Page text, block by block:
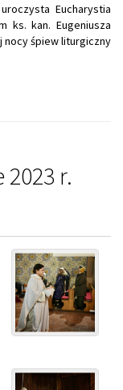
Eucharystia
ks. kan. Eugeniusza
nocy śpiew liturgiczny
r.